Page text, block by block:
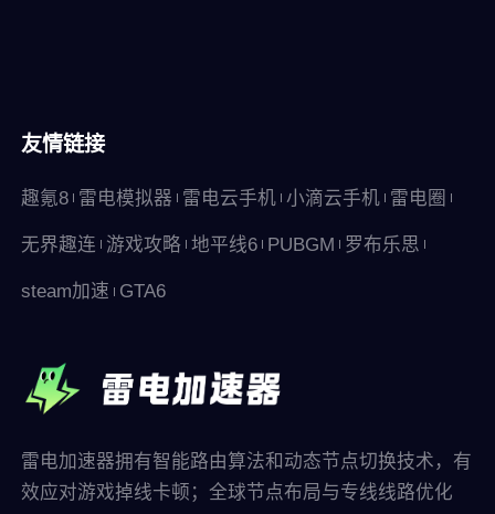
友情链接
趣氪8 雷电模拟器 雷电云手机 小滴云手机 雷电圈
无界趣连 游戏攻略 地平线6 PUBGM 罗布乐思
steam加速 GTA6
雷电加速器拥有智能路由算法和动态节点切换技术，有
效应对游戏掉线卡顿；全球节点布局与专线线路优化